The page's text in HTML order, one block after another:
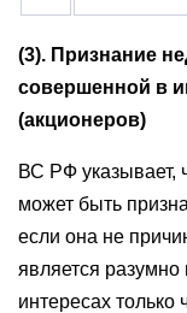
(3). Признание
совершенной в
(акционеров)
ВС РФ указывает,
может быть
если она не
является
интересах только